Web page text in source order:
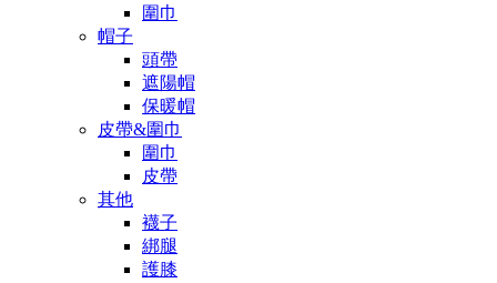
圍巾
帽子
頭帶
遮陽帽
保暖帽
皮帶&圍巾
圍巾
皮帶
其他
襪子
綁腿
護膝